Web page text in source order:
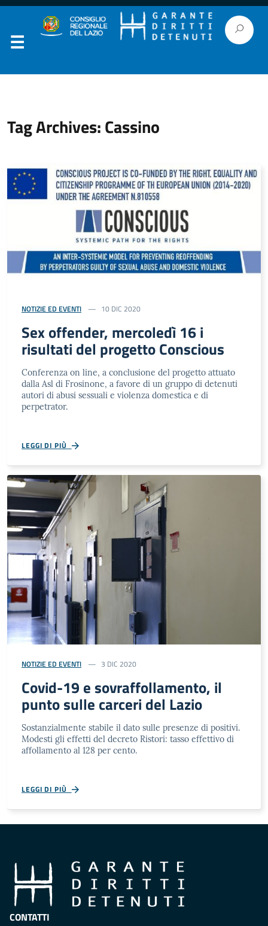
Tag Archives: Cassino
NOTIZIE ED EVENTI 10 DIC 2020
Sex offender, mercoledì 16 i
risultati del progetto Conscious
Conferenza on line, a conclusione del progetto attuato
dalla Asl di Frosinone, a favore di un gruppo di detenuti
autori di abusi sessuali e violenza domestica e di
perpetrator.
LEGGI DI PIÙ
NOTIZIE ED EVENTI 3 DIC 2020
Covid-19 e sovraffollamento, il
punto sulle carceri del Lazio
Sostanzialmente stabile il dato sulle presenze di positivi.
Modesti gli effetti del decreto Ristori: tasso effettivo di
affollamento al 128 per cento.
LEGGI DI PIÙ
CONTATTI